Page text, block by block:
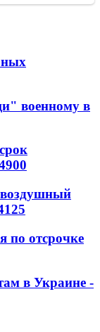
военному в
по отсрочке
в Украине -